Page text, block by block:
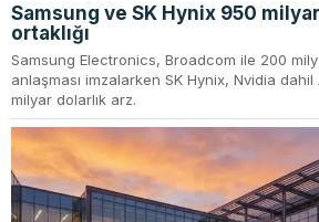
Samsung ve SK Hynix 950
ortaklığı
Samsung Electronics, Broadcom ile 200
anlaşması imzalarken SK Hynix, Nvidia
milyar dolarlık arz.